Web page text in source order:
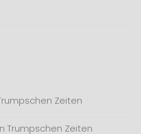
Zeiten
Trumpschen Zeiten